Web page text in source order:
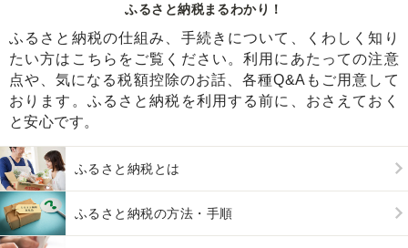
ふるさと納税まるわかり！
ふるさと納税の仕組み、手続きについて、くわしく知り
たい方はこちらをご覧ください。利用にあたっての注意
点や、気になる税額控除のお話、各種Q&Aもご用意して
おります。ふるさと納税を利用する前に、おさえておく
と安心です。
ふるさと納税とは
ふるさと納税の方法・手順